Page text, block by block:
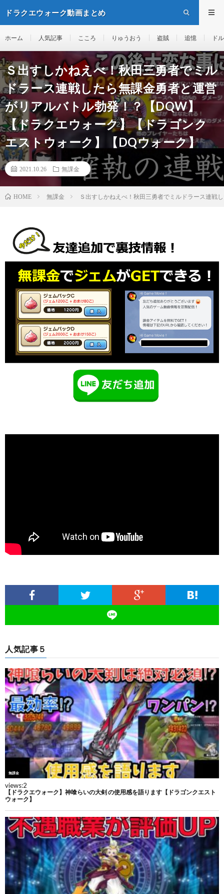
ドラクエウォーク動画まとめ
ホーム 人気記事 こころ りゅうおう 盗賊 追憶 ド
Ｓ出すしかねえべ！秋田三勇者でミル
ドラース連戦したら無課金勇者と運営
がリアルバトル勃発！？【DQW】
【ドラクエウォーク】【ドラゴンク
エストウォーク】【DQウォーク】
2021.10.26 無課金
HOME 無課金 Ｓ出すしかねえべ！秋田三勇者でミルドラース連戦
人気記事５